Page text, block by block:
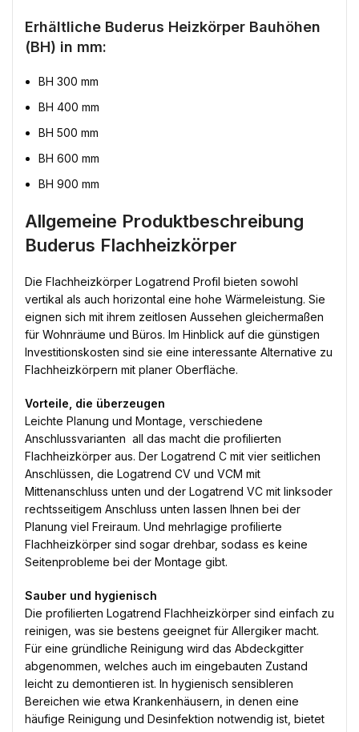
Erhältliche Buderus Heizkörper Bauhöhen
(BH) in mm:
BH 300 mm
BH 400 mm
BH 500 mm
BH 600 mm
BH 900 mm
Allgemeine Produktbeschreibung
Buderus Flachheizkörper
Die Flachheizkörper Logatrend Profil bieten sowohl
vertikal als auch horizontal eine hohe Wärmeleistung. Sie
eignen sich mit ihrem zeitlosen Aussehen gleichermaßen
für Wohnräume und Büros. Im Hinblick auf die günstigen
Investitionskosten sind sie eine interessante Alternative zu
Flachheizkörpern mit planer Oberfläche.
Vorteile, die überzeugen
Leichte Planung und Montage, verschiedene
Anschlussvarianten  all das macht die profilierten
Flachheizkörper aus. Der Logatrend C mit vier seitlichen
Anschlüssen, die Logatrend CV und VCM mit
Mittenanschluss unten und der Logatrend VC mit linksoder
rechtsseitigem Anschluss unten lassen Ihnen bei der
Planung viel Freiraum. Und mehrlagige profilierte
Flachheizkörper sind sogar drehbar, sodass es keine
Seitenprobleme bei der Montage gibt.
Sauber und hygienisch
Die profilierten Logatrend Flachheizkörper sind einfach zu
reinigen, was sie bestens geeignet für Allergiker macht.
Für eine gründliche Reinigung wird das Abdeckgitter
abgenommen, welches auch im eingebauten Zustand
leicht zu demontieren ist. In hygienisch sensibleren
Bereichen wie etwa Krankenhäusern, in denen eine
häufige Reinigung und Desinfektion notwendig ist, bietet